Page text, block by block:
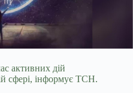
активних дій
сфері, інформує ТСН.